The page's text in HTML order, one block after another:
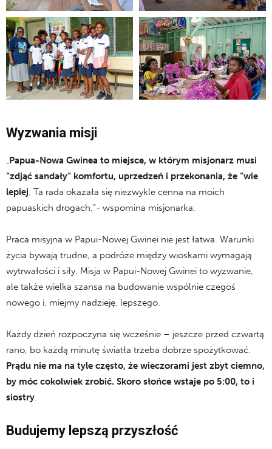
Wyzwania misji
„Papua-Nowa Gwinea to miejsce, w którym misjonarz musi
“zdjąć sandały” komfortu, uprzedzeń i przekonania, że “wie
lepiej. Ta rada okazała się niezwykle cenna na moich
papuaskich drogach.”- wspomina misjonarka.
Praca misyjna w Papui-Nowej Gwinei nie jest łatwa. Warunki
życia bywają trudne, a podróże między wioskami wymagają
wytrwałości i siły. Misja w Papui-Nowej Gwinei to wyzwanie,
ale także wielka szansa na budowanie wspólnie czegoś
nowego i, miejmy nadzieję, lepszego.
Każdy dzień rozpoczyna się wcześnie – jeszcze przed czwartą
rano, bo każdą minutę światła trzeba dobrze spożytkować.
Prądu nie ma na tyle często, że wieczorami jest zbyt ciemno,
by móc cokolwiek zrobić. Skoro słońce wstaje po 5:00, to i
siostry.
Budujemy lepszą przyszłość